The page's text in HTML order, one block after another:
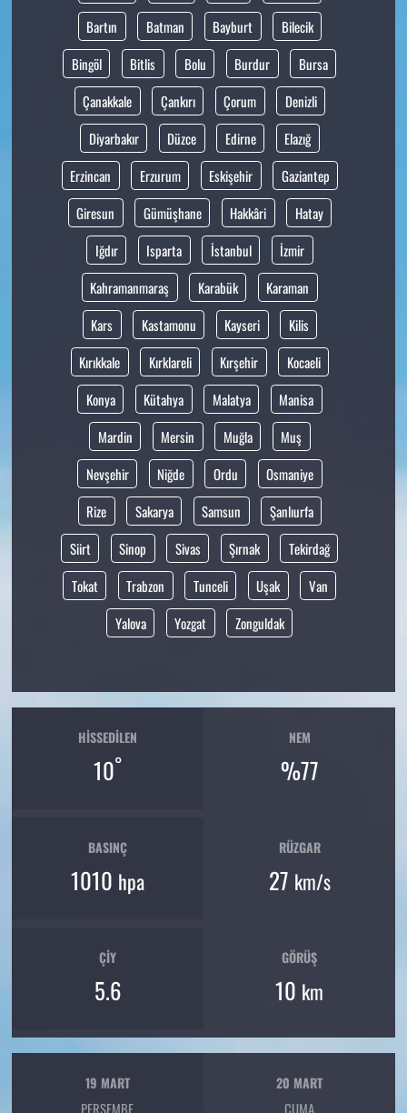
Bartın
Batman Bayburt
Bilecik
Bingöl
Bitlis Bolu Burdur
Bursa
Çanakkale
Çankırı Çorum
Denizli
Diyarbakır
Düzce Edirne
Elazığ
Erzincan
Erzurum Eskişehir
Gaziantep
Giresun
Gümüşhane Hakkâri
Hatay
Iğdır
Isparta İstanbul
İzmir
Kahramanmaraş
Karabük
Karaman
Kars
Kastamonu Kayseri
Kilis
Kırıkkale
Kırklareli Kırşehir
Kocaeli
Konya
Kütahya Malatya
Manisa
Mardin
Mersin Muğla
Muş
Nevşehir
Niğde Ordu
Osmaniye
Rize
Sakarya Samsun
Şanlıurfa
Siirt
Sinop Sivas Şırnak
Tekirdağ
Tokat
Trabzon Tunceli Uşak
Van
Yalova
Yozgat Zonguldak
HISSEDILEN
10°
NEM
%77
BASINÇ
1010 hpa
RÜZGAR
27 km/s
ÇIY
5.6
GÖRÜŞ
10 km
19 MART
PERŞEMBE
20 MART
CUMA